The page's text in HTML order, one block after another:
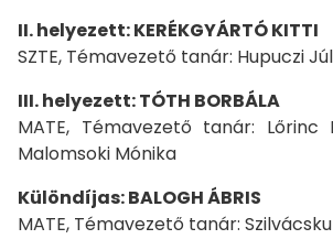
II. helyezett: KERÉKGYÁRTÓ KITTI
SZTE, Témavezető tanár: Hupuczi
III. helyezett: TÓTH BORBÁLA
MATE, Témavezető tanár: Lőrinc
Malomsoki Mónika
Különdíjas: BALOGH ÁBRIS
MATE, Témavezető tanár: